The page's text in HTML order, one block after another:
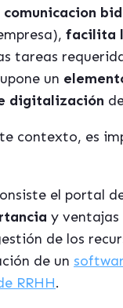
facilita
tareas
un
digitalización
contexto, es
el portal
y
de los
de un
RRHH.